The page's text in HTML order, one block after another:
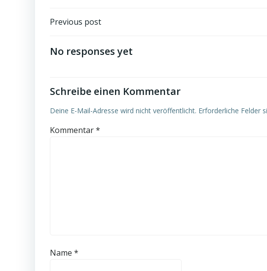
Post
navigation
Previous post
No responses yet
Schreibe einen Kommentar
Deine E-Mail-Adresse wird nicht veröffentlicht. Erforderliche Felder
Kommentar*
Name *